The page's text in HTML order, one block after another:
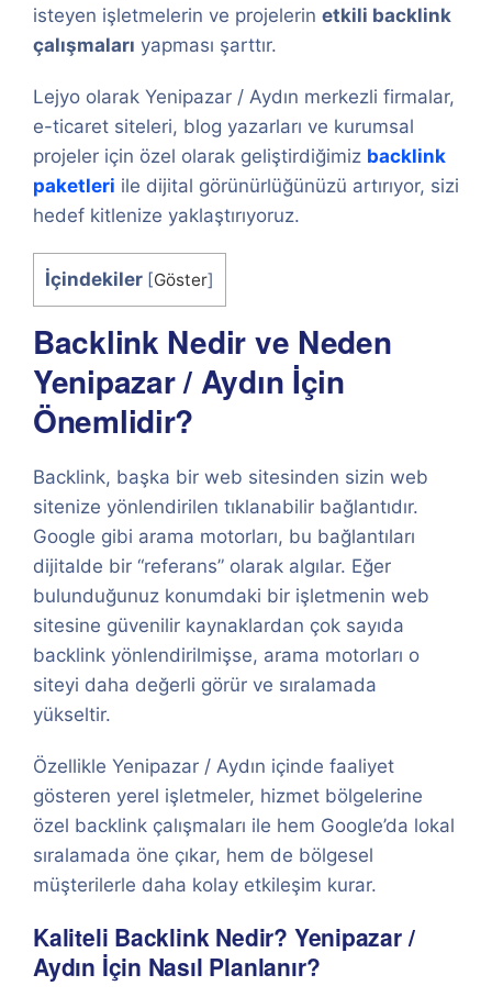
isteyen işletmelerin ve projelerin etkili backlink
çalışmaları yapması şarttır.
Lejyo olarak Yenipazar / Aydın merkezli firmalar,
e-ticaret siteleri, blog yazarları ve kurumsal
projeler için özel olarak geliştirdiğimiz backlink
paketleri ile dijital görünürlüğünüzü artırıyor, sizi
hedef kitlenize yaklaştırıyoruz.
İçindekiler [Göster]
Backlink Nedir ve Neden
Yenipazar / Aydın İçin
Önemlidir?
Backlink, başka bir web sitesinden sizin web
sitenize yönlendirilen tıklanabilir bağlantıdır.
Google gibi arama motorları, bu bağlantıları
dijitalde bir “referans” olarak algılar. Eğer
bulunduğunuz konumdaki bir işletmenin web
sitesine güvenilir kaynaklardan çok sayıda
backlink yönlendirilmişse, arama motorları o
siteyi daha değerli görür ve sıralamada
yükseltir.
Özellikle Yenipazar / Aydın içinde faaliyet
gösteren yerel işletmeler, hizmet bölgelerine
özel backlink çalışmaları ile hem Google’da lokal
sıralamada öne çıkar, hem de bölgesel
müşterilerle daha kolay etkileşim kurar.
Kaliteli Backlink Nedir? Yenipazar /
Aydın İçin Nasıl Planlanır?